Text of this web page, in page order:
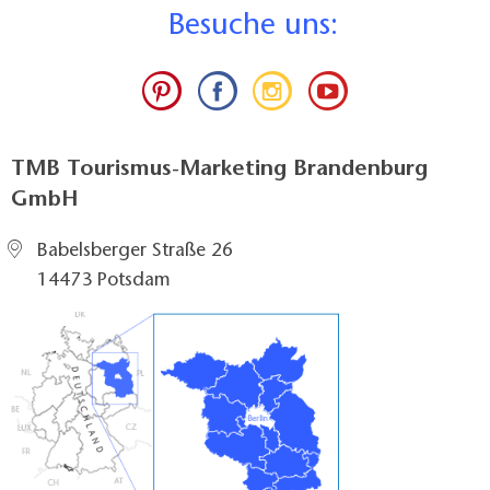
Region liegen vor
geschult sind.
Erhebung der Daten
eine Selbstauskunft des Anbieters
Datum der Selbstauskunft: 13.01.2022
Breite der Bewegungsfläche vor dem Durchgang zu
Breite der Bewegungsfläche an dieser Längsseite des
Bettes: >150 cm
Breite des schmalsten Durchgangs innerhalb des
Zimmers: >150 cm
hoch, über gesamte Bettbreite): 3
Höhe der Liegefläche: 38 cm
Kommentar:
3 Etagenbette, davon untere Etage nutzbar. Zugang
zum Zimmer erfolgt direkt vom Hof aus, jedoch auf
Kopfsteinpflaster.
Sanitärraum zum Zimmer
Zugang stufenlos
Durchgangsbreite der Tür zum Sanitärraum: 95 cm
Besuche uns:
TMB Tourismus-Marketing Brandenburg
GmbH
Babelsberger Straße 26
14473 Potsdam